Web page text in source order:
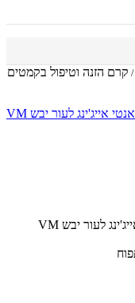
/ קרם הזנה וטיפול בקמטים